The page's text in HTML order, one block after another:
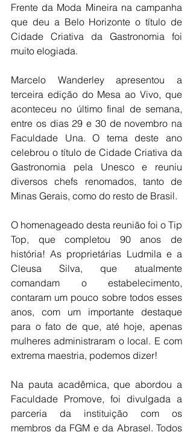
Frente da Moda Mineira na campanha
que deu a Belo Horizonte o título de
Cidade Criativa da Gastronomia foi
muito elogiada.
Marcelo Wanderley apresentou a
terceira edição do Mesa ao Vivo, que
aconteceu no último final de semana,
entre os dias 29 e 30 de novembro na
Faculdade Una. O tema deste ano
celebrou o título de Cidade Criativa da
Gastronomia pela Unesco e reuniu
diversos chefs renomados, tanto de
Minas Gerais, como do resto de Brasil.
O homenageado desta reunião foi o Tip
Top, que completou 90 anos de
história! As proprietárias Ludmila e a
Cleusa Silva, que atualmente
comandam o estabelecimento,
contaram um pouco sobre todos esses
anos, com um importante destaque
para o fato de que, até hoje, apenas
mulheres administraram o local. E com
extrema maestria, podemos dizer!
Na pauta acadêmica, que abordou a
Faculdade Promove, foi divulgada a
parceria da instituição com os
membros da FGM e da Abrasel. Todos